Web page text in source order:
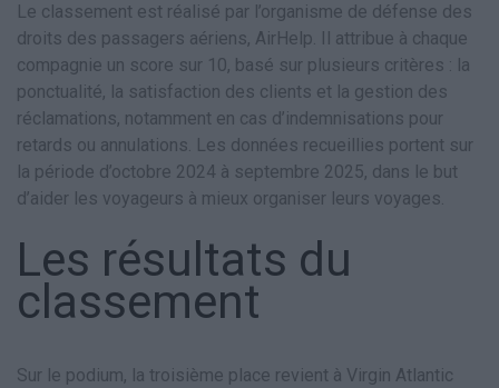
Le classement est réalisé par l’organisme de défense des
droits des passagers aériens, AirHelp. Il attribue à chaque
compagnie un score sur 10, basé sur plusieurs critères : la
ponctualité, la satisfaction des clients et la gestion des
réclamations, notamment en cas d’indemnisations pour
retards ou annulations. Les données recueillies portent sur
la période d’octobre 2024 à septembre 2025, dans le but
d’aider les voyageurs à mieux organiser leurs voyages.
Les résultats du
classement
Sur le podium, la troisième place revient à Virgin Atlantic